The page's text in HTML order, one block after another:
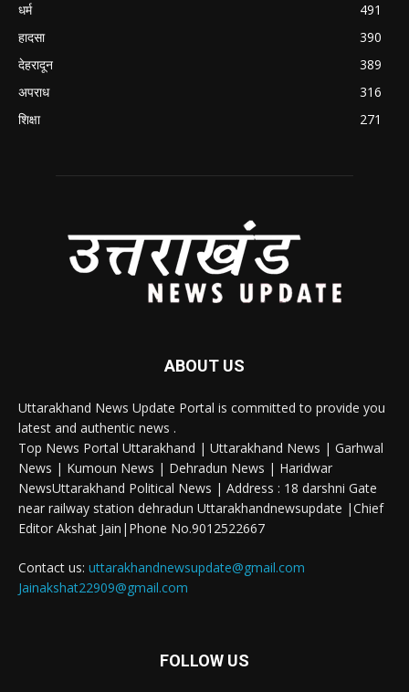
धर्म
491
हादसा
390
देहरादून
389
अपराध
316
शिक्षा
271
ABOUT US
Uttarakhand News Update Portal is committed to provide you
latest and authentic news .
Top News Portal Uttarakhand | Uttarakhand News | Garhwal
News | Kumoun News | Dehradun News | Haridwar
NewsUttarakhand Political News | Address : 18 darshni Gate
near railway station dehradun Uttarakhandnewsupdate |Chief
Editor Akshat Jain|Phone No.9012522667
Contact us: uttarakhandnewsupdate@gmail.com
Jainakshat22909@gmail.com
FOLLOW US